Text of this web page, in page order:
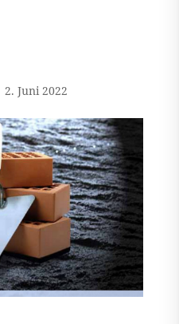
2. Juni 2022